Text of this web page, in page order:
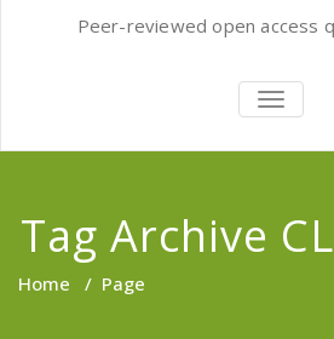
Peer-reviewed open access
TOGGLE
Tag Archive
Home / Page